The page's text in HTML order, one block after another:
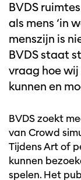
BVDS
als mens ‘in
menszijn is
BVDS staat
vraag hoe wij
kunnen en
BVDS zoekt
van Crowd
Tijdens Art of
kunnen
spelen. Het